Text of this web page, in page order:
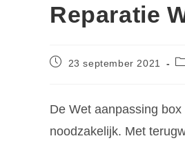
Reparatie
23 september 2021
De Wet aanpassing
noodzakelijk. Met